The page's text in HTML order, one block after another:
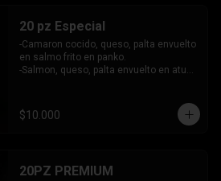
20 pz Especial
-Camaron cocido, queso, palta envuelto
en salmo frito en panko.
-Salmon, queso, palta envuelto en atun
$10.000
20PZ PREMIUM